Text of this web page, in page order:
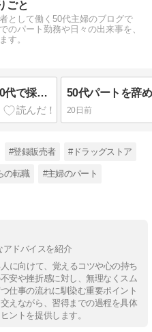
ごと
として働く50代主婦のブログで
のパート勤務や日々の出来事を、
す。
医療事務は何歳まで働ける？50代で採用された私が見た職場のリアル
20日前
#登録販売者 #ドラッグストア
の転職 #主婦のパート
アドバイスを紹介
に向けて、覚えるコツや心の持ち
安や挫折感に対し、無理なくスム
仕事の流れに馴染む重要ポイント
えながら、習得までの過程を具体
ントを提供します。